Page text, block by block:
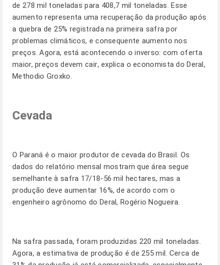
de 278 mil toneladas para 408,7 mil toneladas. Esse
aumento representa uma recuperação da produção após
a quebra de 25% registrada na primeira safra por
problemas climáticos, e consequente aumento nos
preços. Agora, está acontecendo o inverso: com oferta
maior, preços devem cair, explica o economista do Deral,
Methodio Groxko.
Cevada
O Paraná é o maior produtor de cevada do Brasil. Os
dados do relatório mensal mostram que área segue
semelhante à safra 17/18-56 mil hectares, mas a
produção deve aumentar 16%, de acordo com o
engenheiro agrônomo do Deral, Rogério Nogueira.
Na safra passada, foram produzidas 220 mil toneladas.
Agora, a estimativa de produção é de 255 mil. Cerca de